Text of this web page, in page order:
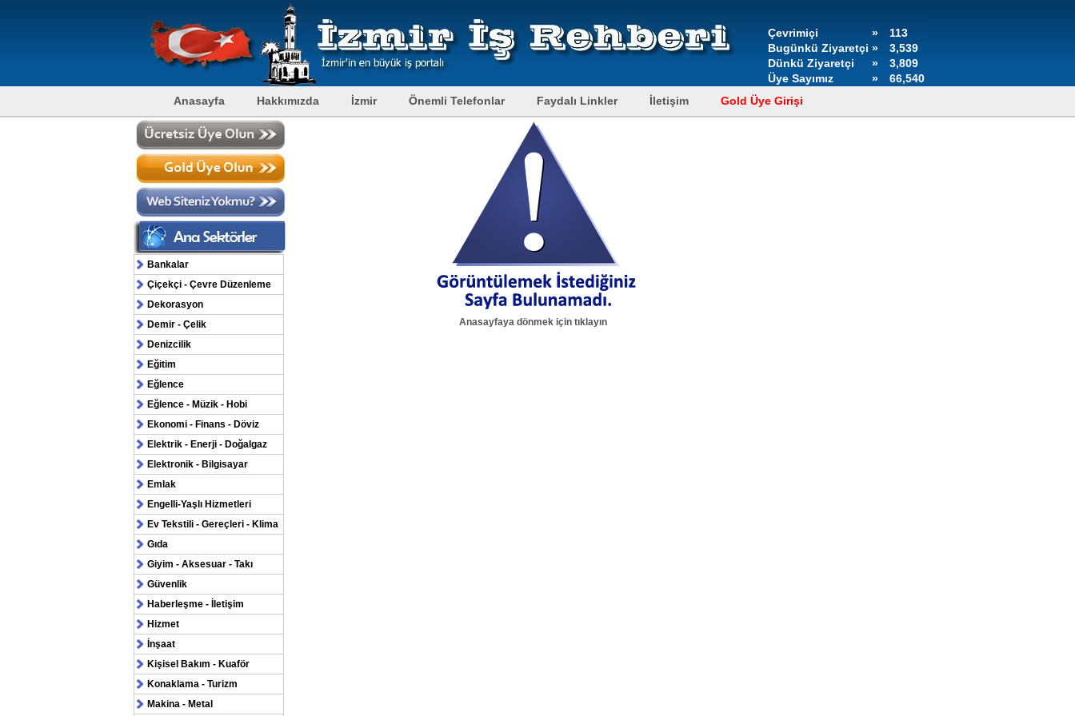
Çevrimiçi »
113
Bugünkü Ziyaretçi »
3,539
Dünkü Ziyaretçi
»
3,809
Üye Sayımız
»
66,540
Anasayfa
Hakkımızda İzmir Önemli Telefonlar Faydalı Linkler İletişim Gold Üye Girişi
Bankalar
Çiçekçi - Çevre Düzenleme
Dekorasyon
Demir - Çelik
Denizcilik
Eğitim
Eğlence
Eğlence - Müzik - Hobi
Ekonomi - Finans - Döviz
Elektrik - Enerji - Doğalgaz
Elektronik - Bilgisayar
Emlak
Engelli-Yaşlı Hizmetleri
Ev Tekstili - Gereçleri - Klima
Gıda
Giyim - Aksesuar - Takı
Güvenlik
Haberleşme - İletişim
Hizmet
İnşaat
Kişisel Bakım - Kuaför
Konaklama - Turizm
Makina - Metal
Anasayfaya dönmek için tıklayın